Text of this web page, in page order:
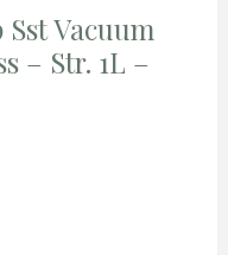
Vacuum
– Str. 1L –